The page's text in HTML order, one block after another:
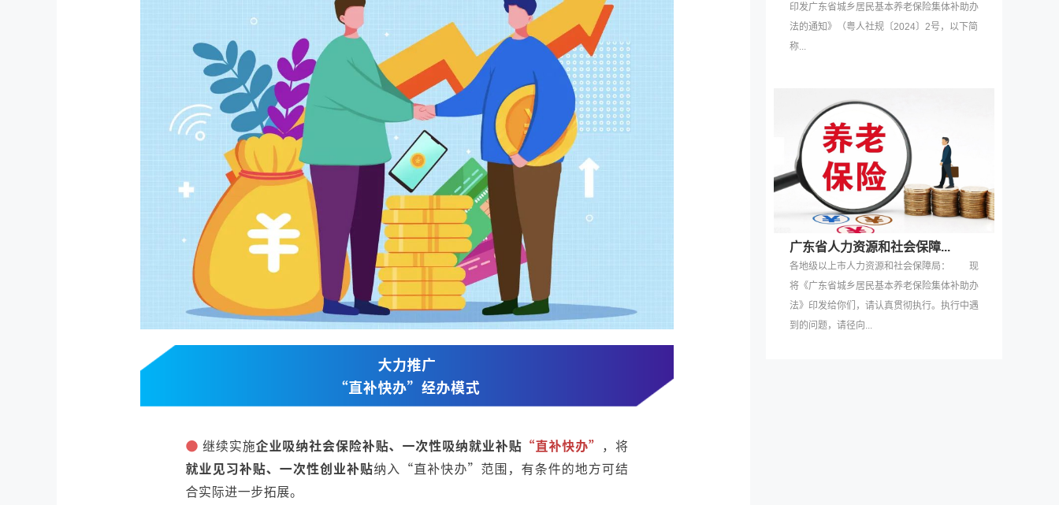
印发广东省城乡居民基本养老保险集体补助办
法的通知》（粤人社规〔2024〕2号，以下简
称...
广东省人力资源和社会保障...
各地级以上市人力资源和社会保障局： 现
将《广东省城乡居民基本养老保险集体补助办
法》印发给你们，请认真贯彻执行。执行中遇
到的问题，请径向...